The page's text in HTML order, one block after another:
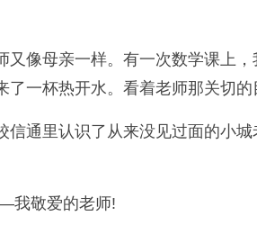
像母亲一样。有一次数学课上
一杯热开水。看着老师那关切
通里认识了从来没见过面的小
我敬爱的老师!